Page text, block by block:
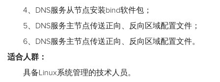
4、DNS服务从节点安装bind软件包；
5、DNS服务主节点传送正向、反向区域配置文件；
6、DNS服务主节点传送正向、反向区域配置文件。
适合人群：
具备Linux系统管理的技术人员。